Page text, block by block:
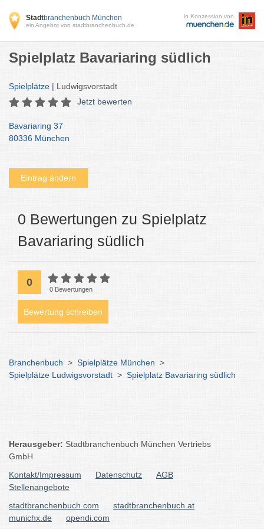
Stadtbranchenbuch München
ein Angebot von stadtbranchenbuch.de
in Konzession von
Spielplatz Bavariaring südlich
Spielplätze | Ludwigsvorstadt
Jetzt bewerten
Bavariaring 37
80336 München
Eintrag ändern
0 Bewertungen zu Spielplatz
Bavariaring südlich
0
0 Bewertungen
Bewertung schreiben
Branchenbuch > Spielplätze München >
Spielplätze Ludwigsvorstadt > Spielplatz Bavariaring südlich
Herausgeber: Stadtbranchenbuch München Vertriebs
GmbH
Kontakt/Impressum
Datenschutz
AGB
Stellenangebote
stadtbranchenbuch.com
stadtbranchenbuch.at
munichx.de
opendi.com